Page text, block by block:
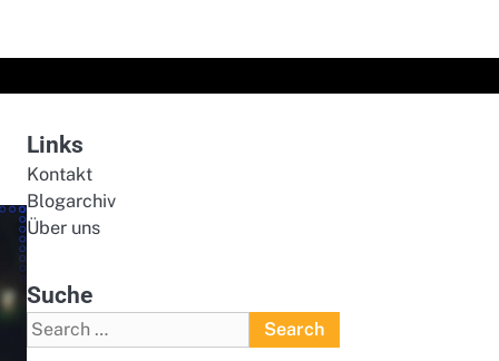
Links
Kontakt
Blogarchiv
Über uns
Suche
Search
for: